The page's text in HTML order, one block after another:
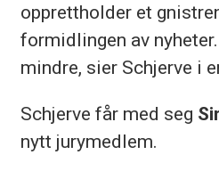
opprettholder et
formidlingen av
mindre, sier Schjerve i
Schjerve får med seg
nytt jurymedlem.